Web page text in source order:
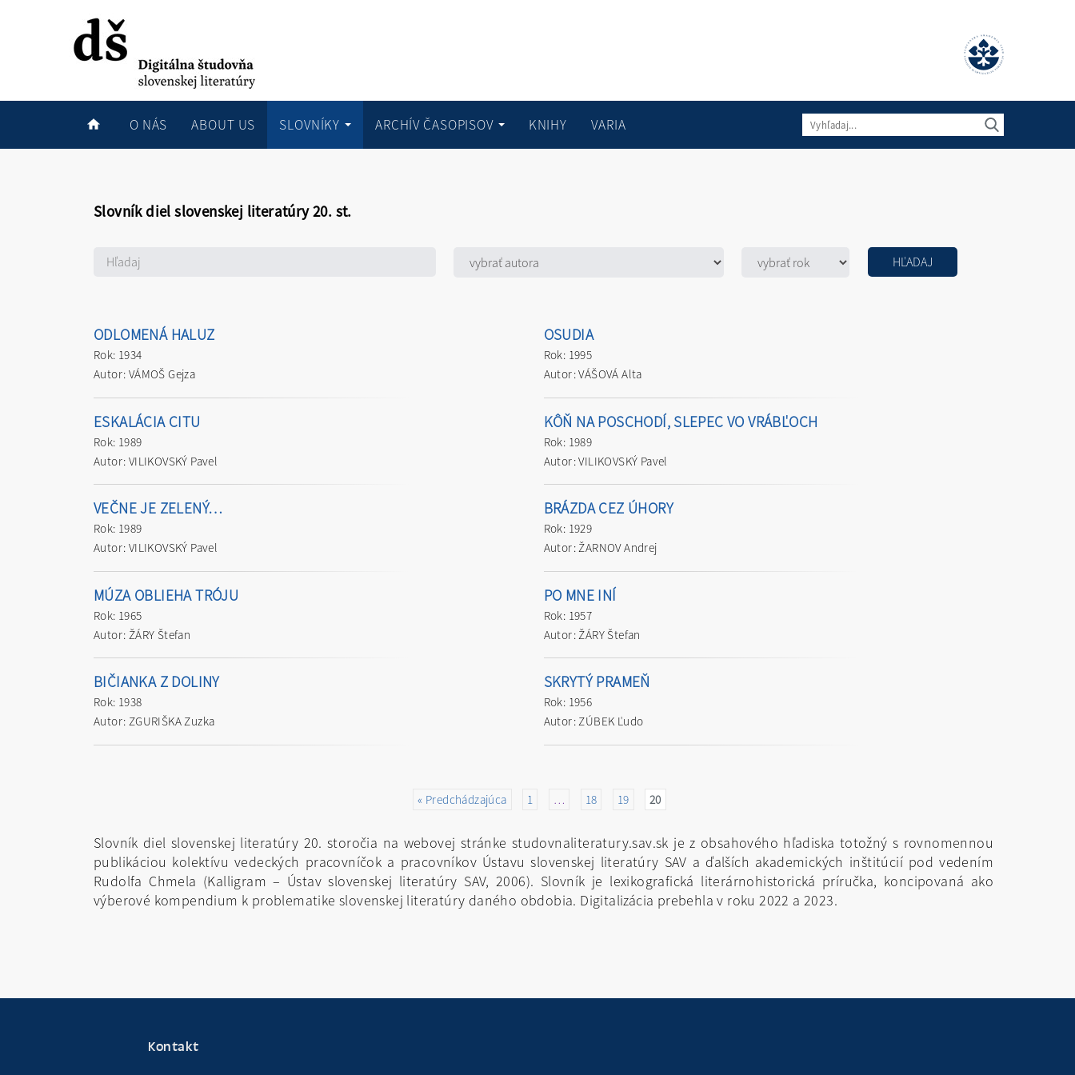
O NÁS ABOUT US SLOVNÍKY ARCHÍV ČASOPISOV KNIHY VARIA
Slovník diel slovenskej literatúry 20. st.
ODLOMENÁ HALUZ
Rok: 1934
Autor: VÁMOŠ Gejza
OSUDIA
Rok: 1995
Autor: VÁŠOVÁ Alta
ESKALÁCIA CITU
Rok: 1989
Autor: VILIKOVSKÝ Pavel
KÔŇ NA POSCHODÍ, SLEPEC VO VRÁBĽOCH
Rok: 1989
Autor: VILIKOVSKÝ Pavel
VEČNE JE ZELENÝ…
Rok: 1989
Autor: VILIKOVSKÝ Pavel
BRÁZDA CEZ ÚHORY
Rok: 1929
Autor: ŽARNOV Andrej
MÚZA OBLIEHA TRÓJU
Rok: 1965
Autor: ŽÁRY Štefan
PO MNE INÍ
Rok: 1957
Autor: ŽÁRY Štefan
BIČIANKA Z DOLINY
Rok: 1938
Autor: ZGURIŠKA Zuzka
SKRYTÝ PRAMEŇ
Rok: 1956
Autor: ZÚBEK Ľudo
« Predchádzajúca 1 … 18 19 20
Slovník diel slovenskej literatúry 20. storočia na webovej stránke studovnaliteratury.sav.sk je z obsahového hľadiska totožný s rovnomennou
publikáciou kolektívu vedeckých pracovníčok a pracovníkov Ústavu slovenskej literatúry SAV a ďalších akademických inštitúcií pod vedením
Rudolfa Chmela (Kalligram – Ústav slovenskej literatúry SAV, 2006). Slovník je lexikografická literárnohistorická príručka, koncipovaná ako
výberové kompendium k problematike slovenskej literatúry daného obdobia. Digitalizácia prebehla v roku 2022 a 2023.
Kontakt